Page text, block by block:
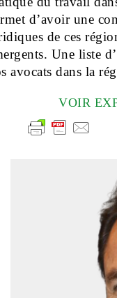
d’avoir une
de ces
Une liste
avocats dans la
VOIR